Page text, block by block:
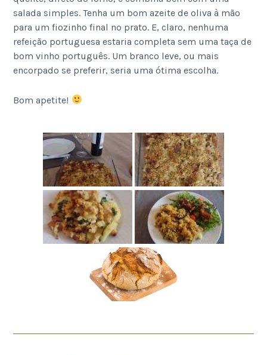
salada simples. Tenha um bom azeite de oliva à mão
para um fiozinho final no prato. E, claro, nenhuma
refeição portuguesa estaria completa sem uma taça de
bom vinho português. Um branco leve, ou mais
encorpado se preferir, seria uma ótima escolha.
Bom apetite!